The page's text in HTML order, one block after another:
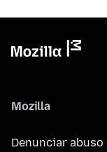
Mozilla
Denunciar